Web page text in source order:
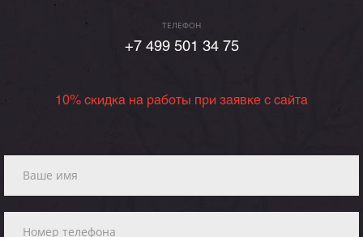
ТЕЛЕФОН
+7 499 501 34 75
10% скидка на работы при заявке с сайта